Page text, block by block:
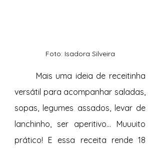
Foto: Isadora Silveira
versátil para acompanhar saladas,
sopas, legumes assados, levar de
lanchinho, ser aperitivo... Muuuito
prático! E essa receita rende 18